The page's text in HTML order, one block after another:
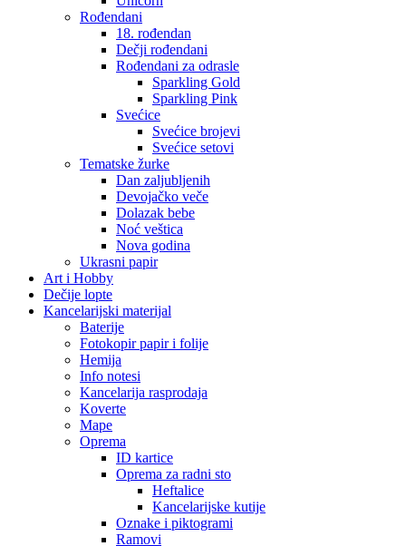
Rođendani
18. rođendan
Dečji rođendani
Rođendani za odrasle
Sparkling Gold
Sparkling Pink
Svećice
Svećice brojevi
Svećice setovi
Tematske žurke
Dan zaljubljenih
Devojačko veče
Dolazak bebe
Noć veštica
Nova godina
Ukrasni papir
Art i Hobby
Dečije lopte
Kancelarijski materijal
Baterije
Fotokopir papir i folije
Hemija
Info notesi
Kancelarija rasprodaja
Koverte
Mape
Oprema
ID kartice
Oprema za radni sto
Heftalice
Kancelarijske kutije
Oznake i piktogrami
Ramovi